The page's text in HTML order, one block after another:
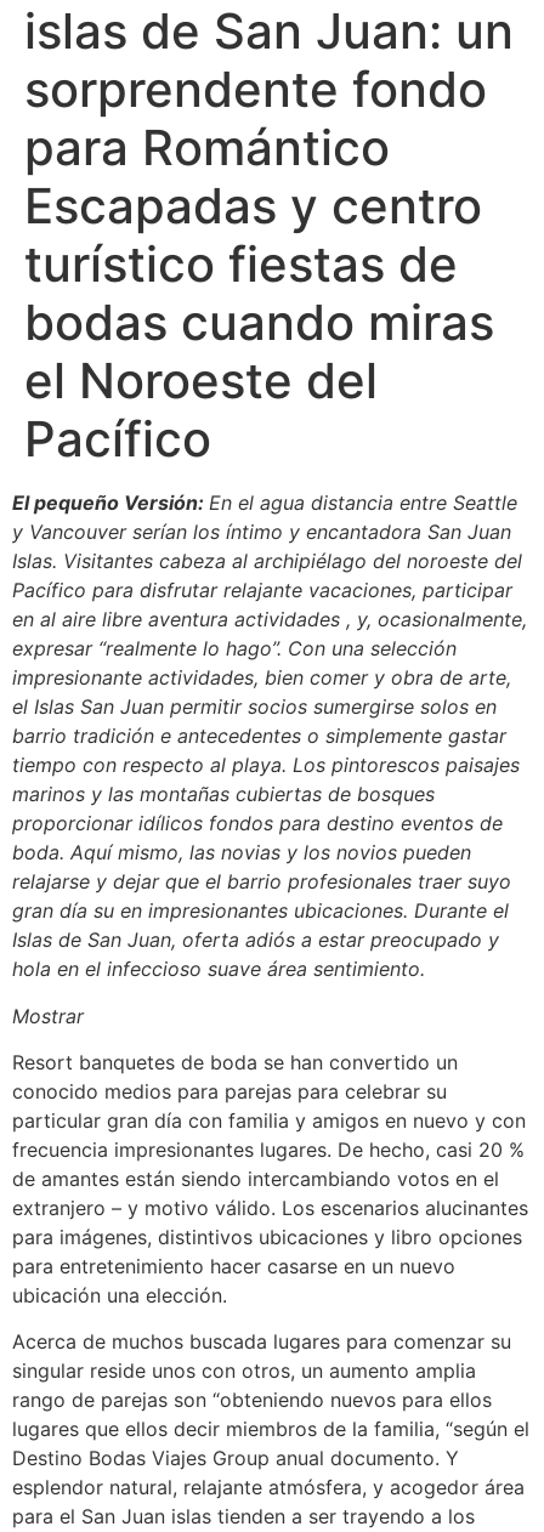
islas de San Juan: un
sorprendente fondo
para Romántico
Escapadas y centro
turístico fiestas de
bodas cuando miras
el Noroeste del
Pacífico
El pequeño Versión: En el agua distancia entre Seattle
y Vancouver serían los íntimo y encantadora San Juan
Islas. Visitantes cabeza al archipiélago del noroeste del
Pacífico para disfrutar relajante vacaciones, participar
en al aire libre aventura actividades , y, ocasionalmente,
expresar “realmente lo hago”. Con una selección
impresionante actividades, bien comer y obra de arte,
el Islas San Juan permitir socios sumergirse solos en
barrio tradición e antecedentes o simplemente gastar
tiempo con respecto al playa. Los pintorescos paisajes
marinos y las montañas cubiertas de bosques
proporcionar idílicos fondos para destino eventos de
boda. Aquí mismo, las novias y los novios pueden
relajarse y dejar que el barrio profesionales traer suyo
gran día su en impresionantes ubicaciones. Durante el
Islas de San Juan, oferta adiós a estar preocupado y
hola en el infeccioso suave área sentimiento.
Mostrar
Resort banquetes de boda se han convertido un
conocido medios para parejas para celebrar su
particular gran día con familia y amigos en nuevo y con
frecuencia impresionantes lugares. De hecho, casi 20 %
de amantes están siendo intercambiando votos en el
extranjero – y motivo válido. Los escenarios alucinantes
para imágenes, distintivos ubicaciones y libro opciones
para entretenimiento hacer casarse en un nuevo
ubicación una elección.
Acerca de muchos buscada lugares para comenzar su
singular reside unos con otros, un aumento amplia
rango de parejas son “obteniendo nuevos para ellos
lugares que ellos decir miembros de la familia, “según el
Destino Bodas Viajes Group anual documento. Y
esplendor natural, relajante atmósfera, y acogedor área
para el San Juan islas tienden a ser trayendo a los